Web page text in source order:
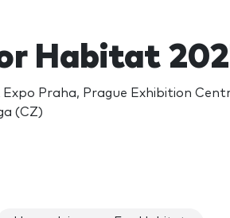
Habitat
Expo Praha, Prague Exhibition
(CZ)